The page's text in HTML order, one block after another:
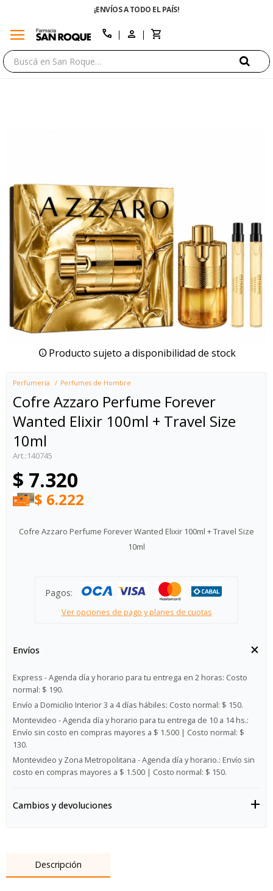
¡ENVÍOS A TODO EL PAÍS!
menu call
Producto sujeto a disponibilidad de stock
Perfumería Perfumes de Hombre
Cofre Azzaro Perfume Forever
Wanted Elixir 100ml + Travel Size
10ml
140745
$ 7.320
$ 6.222
Cofre Azzaro Perfume Forever Wanted Elixir 100ml + Travel Size
10ml
Pagos:
Ver opciones de pago y planes de cuotas
Envíos
Express - Agenda día y horario para tu entrega en 2 horas: Costo
normal: $ 190.
Envío a Domicilio Interior 3 a 4 días hábiles: Costo normal: $ 150.
Montevideo - Agenda día y horario para tu entrega de 10 a 14 hs.:
Envío sin costo en compras mayores a $ 1.500 | Costo normal: $
130.
Montevideo y Zona Metropolitana - Agenda día y horario.: Envío sin
costo en compras mayores a $ 1.500 | Costo normal: $ 150.
Cambios y devoluciones
Descripción
close